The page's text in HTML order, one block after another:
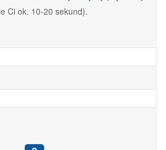
Ci ok. 10-20 sekund).